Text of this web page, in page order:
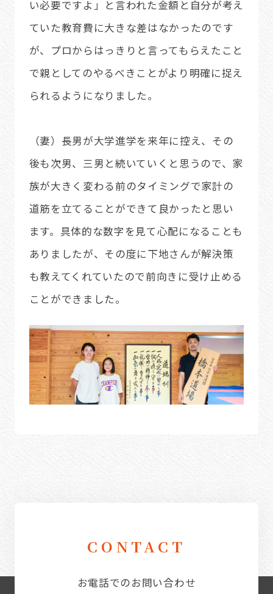
い必要ですよ」と言われた金額と自分が考え
ていた教育費に大きな差はなかったのです
が、プロからはっきりと言ってもらえたこと
で親としてのやるべきことがより明確に捉え
られるようになりました。
（妻）長男が大学進学を来年に控え、その
後も次男、三男と続いていくと思うので、家
族が大きく変わる前のタイミングで家計の
道筋を立てることができて良かったと思い
ます。具体的な数字を見て心配になることも
ありましたが、その度に下地さんが解決策
も教えてくれていたので前向きに受け止める
ことができました。
CONTACT
お電話でのお問い合わせ